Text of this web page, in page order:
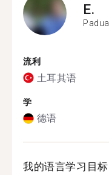
E.
Padua
流利
土耳其语
学
德语
我的语言学习目标